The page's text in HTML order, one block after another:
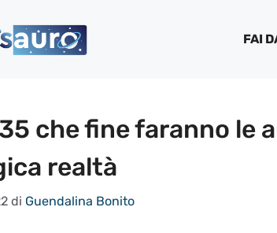
FAI
che fine faranno le
realtà
di Guendalina Bonito